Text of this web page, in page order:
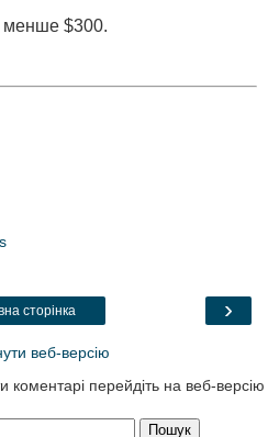
менше $300.
›
сторінка
веб-версію
перейдіть на веб-версію